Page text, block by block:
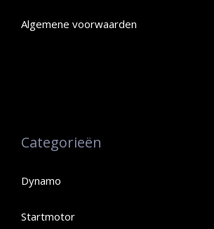
Algemene voorwaarden
Categorieën
Dynamo
Startmotor